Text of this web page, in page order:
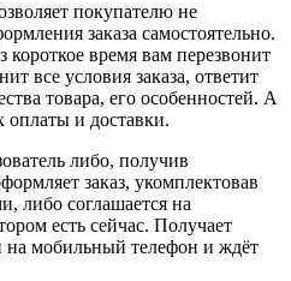
покупателю не
заказа самостоятельно.
короткое время вам перезвонит
все условия заказа, ответит
товара, его особенностей. А
оплаты и доставки.
либо, получив
заказ, укомплектовав
либо соглашается на
есть сейчас. Получает
на мобильный телефон и ждёт